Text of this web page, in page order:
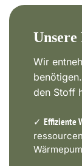
Wir
den Stoff
✓ Effiziente